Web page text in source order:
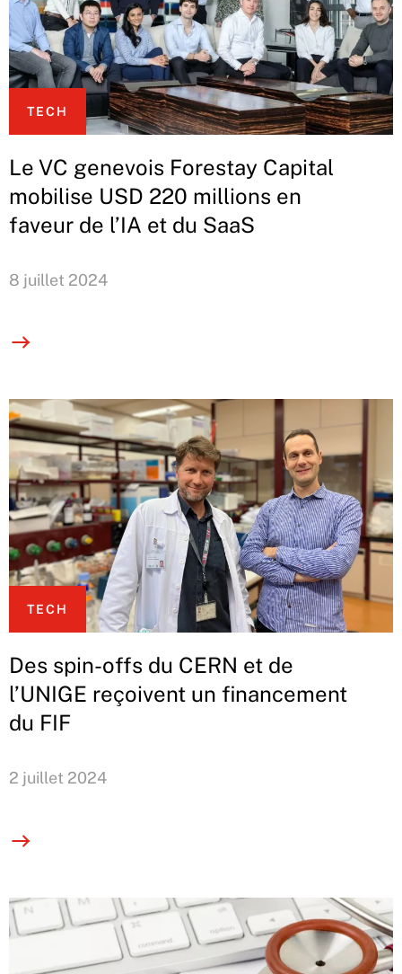
TECH
Le VC genevois Forestay Capital
mobilise USD 220 millions en
faveur de l’IA et du SaaS
8 juillet 2024
TECH
Des spin-offs du CERN et de
l’UNIGE reçoivent un financement
du FIF
2 juillet 2024